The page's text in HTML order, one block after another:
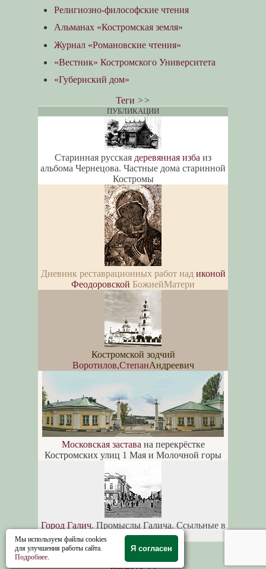
Религиозно-философские чтения
Альманах «Костромская земля»
Журнал «Романовские чтения»
«Вестник» Костромского Университета
«Губернский дом»
Теги >>
ПУБЛИКАЦИИ
Старинная русская деревянная изба из
альбома Чернецова. Частные дома старинной
Костромы
Дневник реставрационных работ над иконой
Феодоровской БожиейМатери
Костромской зодчий
Воротилов,СтепанАндреевич
Московская заставана перекрёстке
Костромских улиц 1 Мая и Молочной горы
Город Галич. Промыслы Галича. Ссыльные в
Галиче
Volga River Basin
Мы используем файлы cookies
для улучшения работы сайта.
Подробнее.
Я согласен